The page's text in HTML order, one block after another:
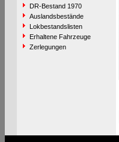
DR-Bestand 1970
Auslandsbestände
Lokbestandslisten
Erhaltene Fahrzeuge
Zerlegungen